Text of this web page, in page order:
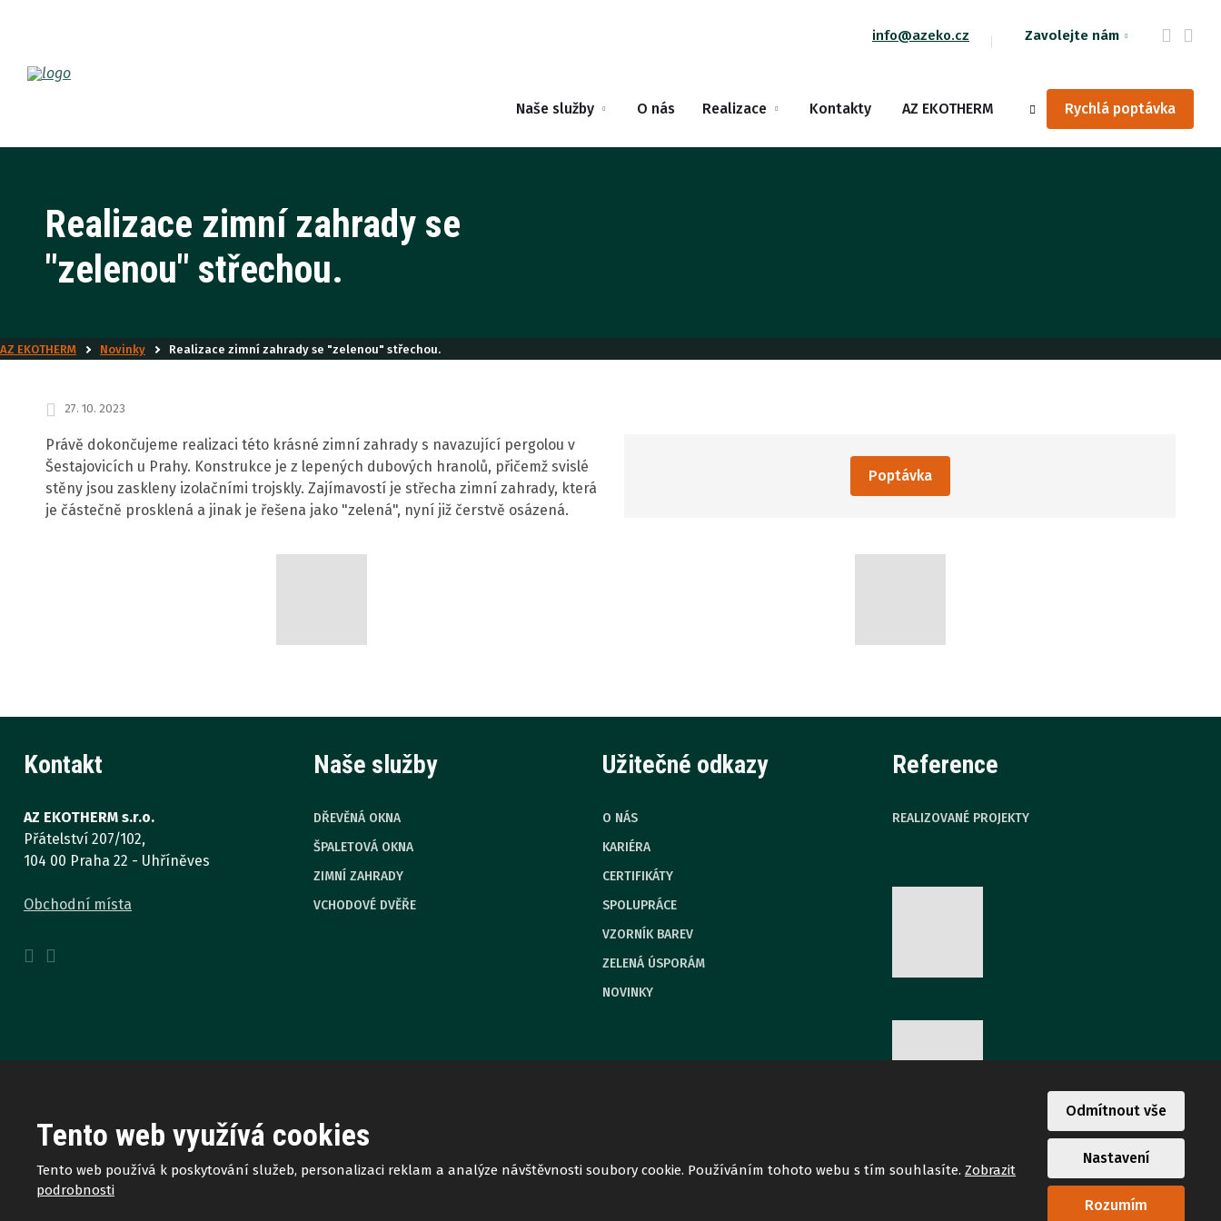
info@azeko.cz Zavolejte nám
Naše služby O nás Realizace Kontakty AZ EKOTHERM Vyhledávání
Rychlá poptávka
Realizace zimní zahrady se
"zelenou" střechou.
AZ EKOTHERM Novinky Realizace zimní zahrady se "zelenou" střechou.
27. 10. 2023
Právě dokončujeme realizaci této krásné zimní zahrady s navazující pergolou v
Šestajovicích u Prahy. Konstrukce je z lepených dubových hranolů, přičemž svislé
stěny jsou zaskleny izolačními trojskly. Zajímavostí je střecha zimní zahrady, která
je částečně prosklená a jinak je řešena jako "zelená", nyní již čerstvě osázená.
Poptávka
Kontakt
AZ EKOTHERM s.r.o.
Přátelství 207/102,
104 00 Praha 22 - Uhříněves
Obchodní místa
Naše služby
DŘEVĚNÁ OKNA
ŠPALETOVÁ OKNA
ZIMNÍ ZAHRADY
VCHODOVÉ DVĚŘE
Užitečné odkazy
O NÁS
KARIÉRA
CERTIFIKÁTY
SPOLUPRÁCE
VZORNÍK BAREV
ZELENÁ ÚSPORÁM
NOVINKY
Reference
REALIZOVANÉ PROJEKTY
© 2026 Veškerá práva vyhrazena. AZ EKOTHERM s.r.o.
Tento web využívá cookies
Tento web používá k poskytování služeb, personalizaci reklam a analýze návštěvnosti soubory cookie. Používáním tohoto webu s tím souhlasíte. Zobrazit
podrobnosti
Odmítnout vše
Nastavení
Rozumím